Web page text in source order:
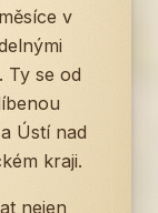
v
Ty se od
Ústí nad
kraji.
nejen